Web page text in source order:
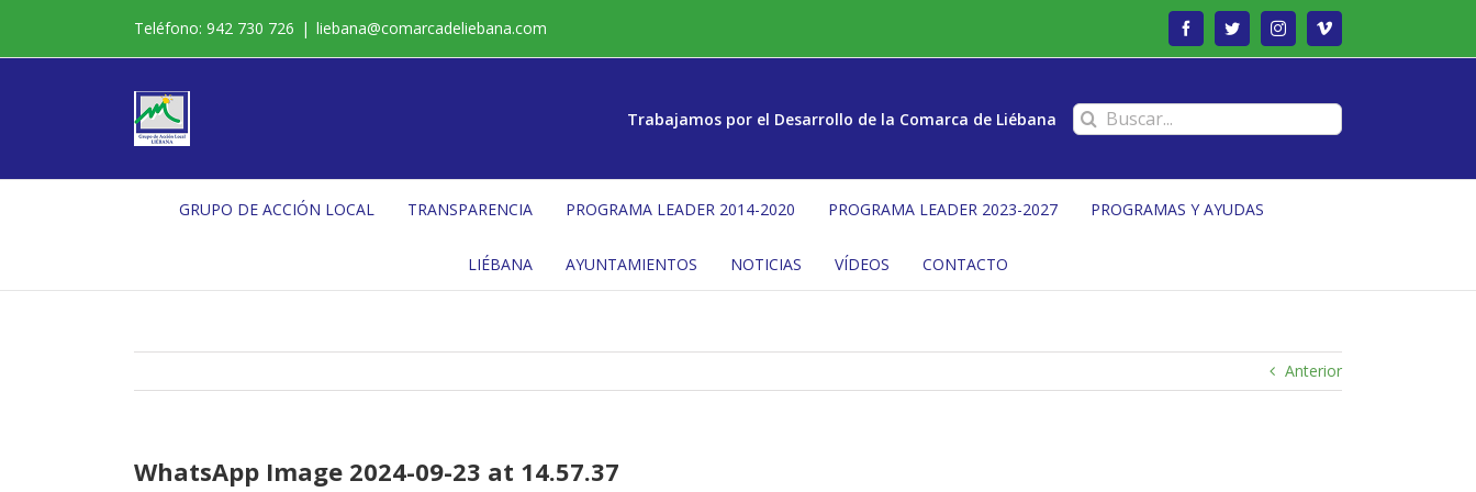
contenido
Teléfono: 942 730 726 | liebana@comarcadeliebana.com FacebookTwitterInstagramVimeo
Trabajamos por el Desarrollo de la Comarca de Liébana Buscar:
GRUPO DE ACCIÓN LOCAL TRANSPARENCIA PROGRAMA LEADER 2014-2020 PROGRAMA LEADER 2023-2027 PROGRAMAS Y AYUDAS
LIÉBANA AYUNTAMIENTOS NOTICIAS VÍDEOS CONTACTO
Anterior
WhatsApp Image 2024-09-23 at 14.57.37